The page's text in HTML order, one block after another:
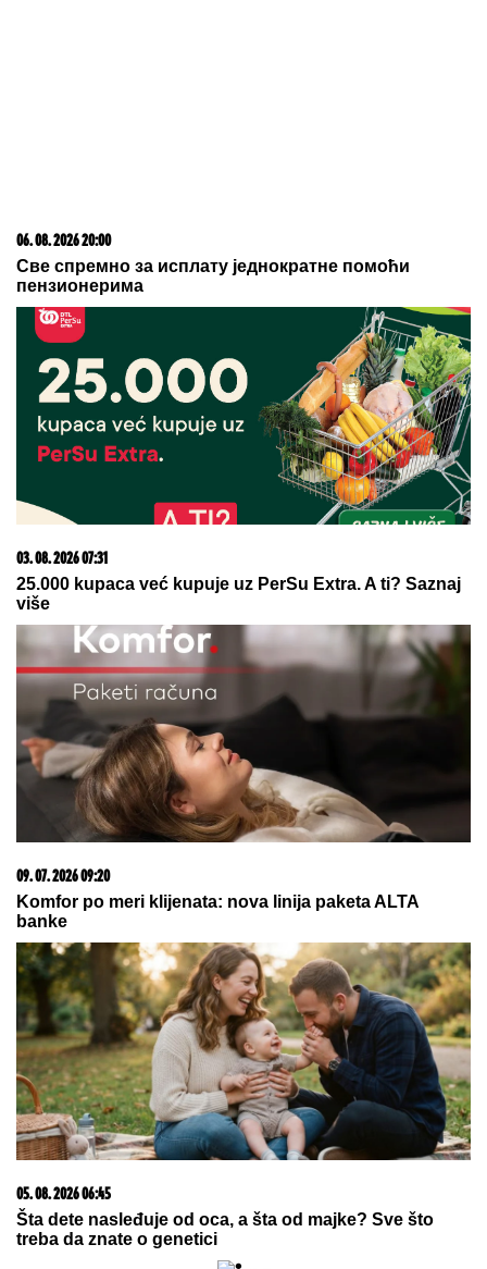
inostranstvu kada su mu polupana
stakla na skupocenom "bentliju"
Dnevni horoskop za petak, 7. avgust:
Vagi preti LJUBAVNI ZEMLJOTRES,
a rođeni u ovom znaku opasno
rizikuju na poslu
by Aklamator
05. 08. 2026 14:12
Koliko visoku temperaturu ljudsko telo može da izdrži?
07. 08. 2026 03:18
On je propalitet i alkoholičar: Gledalac dao Aneli vetar u
leđa da izbriše Filipa iz života nakon sazanja da se
dopisivao sa Jovanom Cvijanović! (VIDEO)